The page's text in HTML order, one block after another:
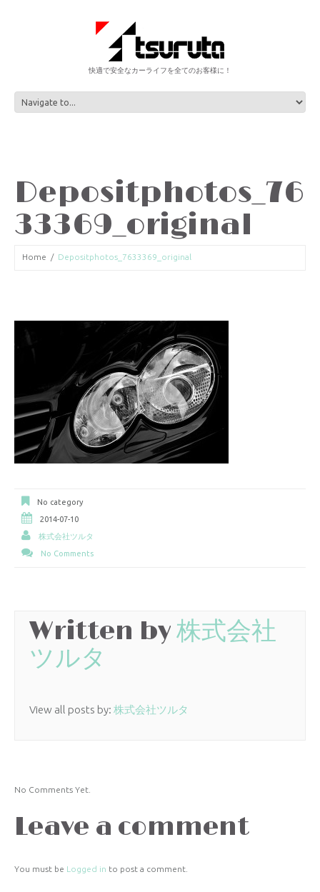
快適で安全なカーライフを全てのお客様に！
Depositphotos_76
33369_original
Home Depositphotos_7633369_original
No category
2014-07-10
株式会社ツルタ
No Comments
Written by株式会社
ツルタ
View all posts by: 株式会社ツルタ
No Comments Yet.
Leave a comment
You must be Logged in to post a comment.